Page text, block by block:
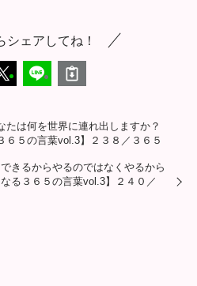
シェアしてね！
たは何を世界に連れ出しますか？
６５の言葉vol.3】２３８／３６５
きるからやるのではなくやるから
る３６５の言葉vol.3】２４０／